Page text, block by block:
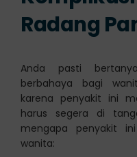
Radang
Anda pasti
berbahaya bagi
karena penyakit ini
harus segera di
mengapa penyakit
wanita: